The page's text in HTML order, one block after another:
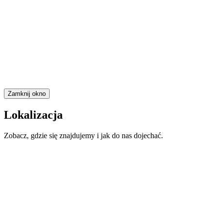
Zamknij okno
Lokalizacja
Zobacz, gdzie się znajdujemy i jak do nas dojechać.